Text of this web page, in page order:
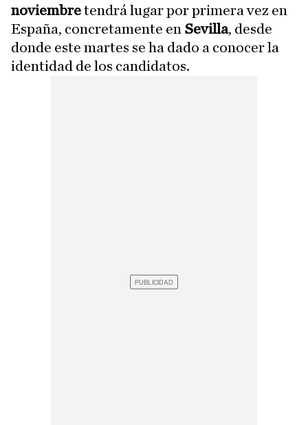
noviembretendrá lugar por primera vez en
España, concretamente en Sevilla, desde
donde este martes se ha dado a conocer la
identidad de los candidatos.